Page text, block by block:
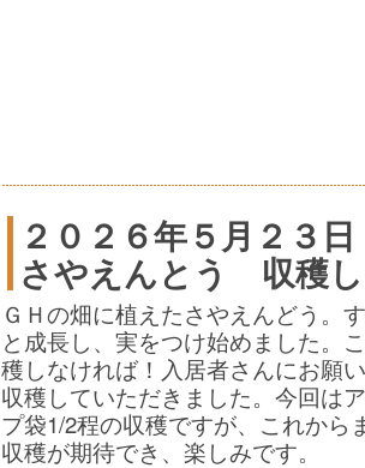
２０２６年５月２３日
さやえんとう 収穫
ＧＨの畑に植えたさやえんどう。
と成長し、実をつけ始めました。
穫しなければ！入居者さんにお願
収穫していただきました。今回は
プ袋1/2程の収穫ですが、これから
収穫が期待でき、楽しみです。